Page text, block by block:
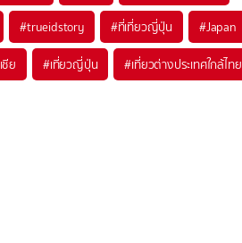
#trueidstory #ที่เที่ยวญี่ปุ่น #Japan
ชีย #เที่ยวญี่ปุ่น #เที่ยวต่างประเทศใกล้ไทย